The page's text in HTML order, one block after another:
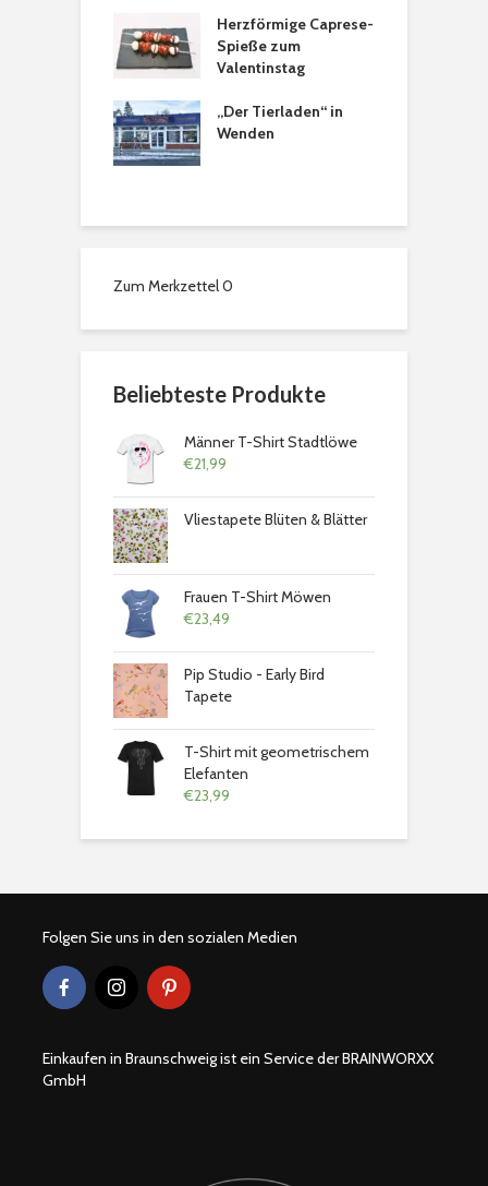
Herzförmige Caprese-
Spieße zum
Valentinstag
„Der Tierladen“ in
Wenden
Zum Merkzettel0
Beliebteste Produkte
Männer T-Shirt Stadtlöwe
€21,99
Vliestapete Blüten & Blätter
Frauen T-Shirt Möwen
€23,49
Pip Studio - Early Bird
Tapete
T-Shirt mit geometrischem
Elefanten
€23,99
Folgen Sie uns in den sozialen Medien
Einkaufen in Braunschweig ist ein Service der BRAINWORXX
GmbH